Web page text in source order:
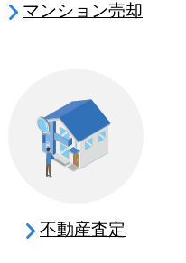
マンション売却
不動産査定